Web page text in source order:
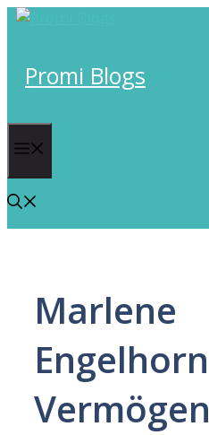
Skip
Promi Blogs
Marlene
Engelhorn
Vermögen